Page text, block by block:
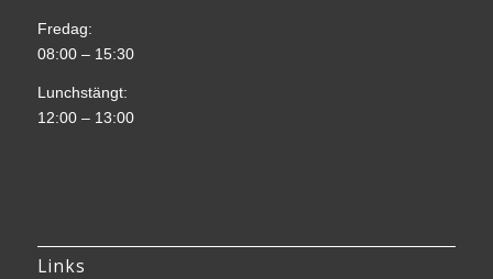
Fredag:
08:00 – 15:30
Lunchstängt:
12:00 – 13:00
Links